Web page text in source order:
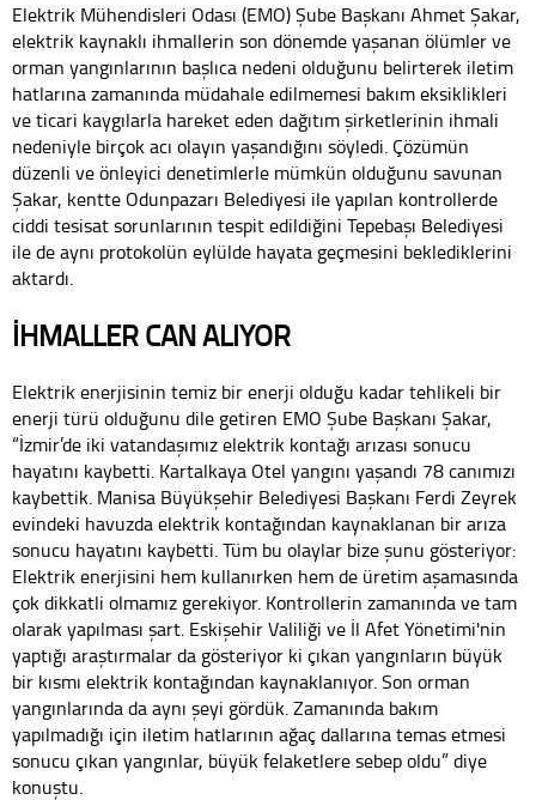
Elektrik Mühendisleri Odası (EMO) Şube Başkanı Ahmet Şakar,
elektrik kaynaklı ihmallerin son dönemde yaşanan ölümler ve
orman yangınlarının başlıca nedeni olduğunu belirterek iletim
hatlarına zamanında müdahale edilmemesi bakım eksiklikleri
ve ticari kaygılarla hareket eden dağıtım şirketlerinin ihmali
nedeniyle birçok acı olayın yaşandığını söyledi. Çözümün
düzenli ve önleyici denetimlerle mümkün olduğunu savunan
Şakar, kentte Odunpazarı Belediyesi ile yapılan kontrollerde
ciddi tesisat sorunlarının tespit edildiğini Tepebaşı Belediyesi
ile de aynı protokolün eylülde hayata geçmesini beklediklerini
aktardı.
İHMALLER CAN ALIYOR
Elektrik enerjisinin temiz bir enerji olduğu kadar tehlikeli bir
enerji türü olduğunu dile getiren EMO Şube Başkanı Şakar,
“İzmir’de iki vatandaşımız elektrik kontağı arızası sonucu
hayatını kaybetti. Kartalkaya Otel yangını yaşandı 78 canımızı
kaybettik. Manisa Büyükşehir Belediyesi Başkanı Ferdi Zeyrek
evindeki havuzda elektrik kontağından kaynaklanan bir arıza
sonucu hayatını kaybetti. Tüm bu olaylar bize şunu gösteriyor:
Elektrik enerjisini hem kullanırken hem de üretim aşamasında
çok dikkatli olmamız gerekiyor. Kontrollerin zamanında ve tam
olarak yapılması şart. Eskişehir Valiliği ve İl Afet Yönetimi'nin
yaptığı araştırmalar da gösteriyor ki çıkan yangınların büyük
bir kısmı elektrik kontağından kaynaklanıyor. Son orman
yangınlarında da aynı şeyi gördük. Zamanında bakım
yapılmadığı için iletim hatlarının ağaç dallarına temas etmesi
sonucu çıkan yangınlar, büyük felaketlere sebep oldu” diye
konuştu.